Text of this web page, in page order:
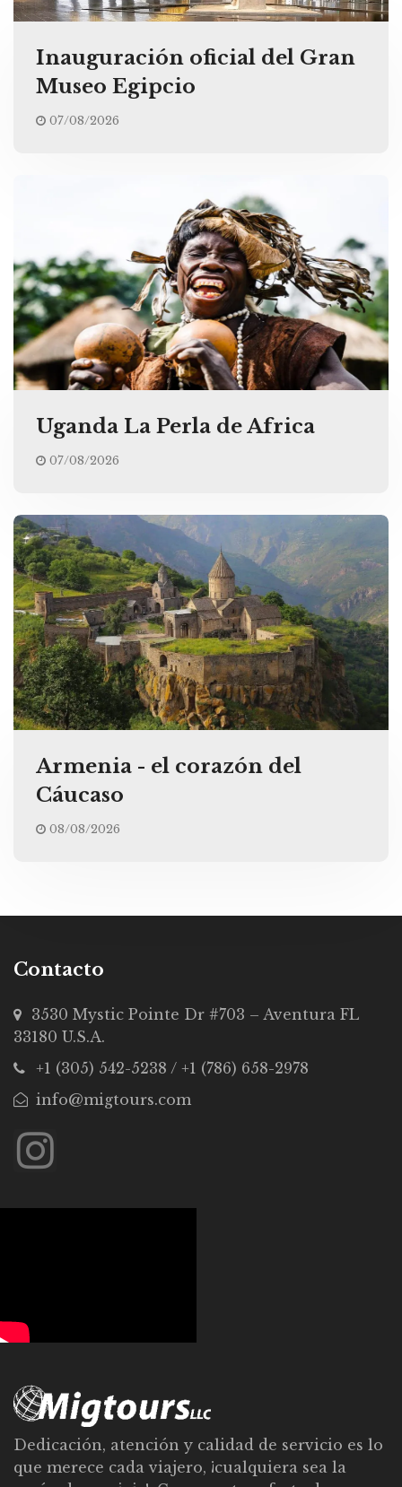
Inauguración oficial del Gran
Museo Egipcio
07/08/2026
Uganda La Perla de Africa
07/08/2026
Armenia - el corazón del
Cáucaso
08/08/2026
Contacto
3530 Mystic Pointe Dr #703 – Aventura FL
33180 U.S.A.
+1 (305) 542-5238 / +1 (786) 658-2978
info@migtours.com
Dedicación, atención y calidad de servicio es lo
que merece cada viajero, ¡cualquiera sea la